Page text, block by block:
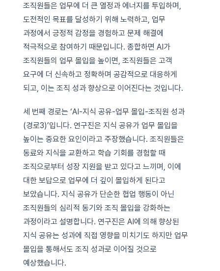
조직원들은 업무에 더 큰 열정과 에너지를 투입하며,
도전적인 목표를 달성하기 위해 노력하고, 업무
과정에서 긍정적 감정을 경험하고 문제 해결에
적극적으로 참여하기 때문입니다. 종합하면 AI가
조직원들의 업무 몰입을 높이면, 조직원들은 고객
요구에 더 신속하고 정확하며 공감적으로 대응하게
되고, 이는 조직 성과 향상으로 이어진다는 것입니다.
세 번째 경로는 ‘AI-지식 공유-업무 몰입-조직원 성과
(경로3)’입니다. 연구진은 지식 공유가 업무 몰입을
높이는 중요한 요인이라고 주장했습니다. 조직원들은
동료와 지식을 교환하고 학습 기회를 경험할 때
조직으로부터 성장 지원을 받고 있다고 느끼며, 이에
대한 보답으로 업무에 더 깊이 몰입하게 된다고
보았습니다. 지식 공유가 단순한 협업 행동이 아닌
조직원들의 심리적 동기와 조직 몰입을 강화하는
과정이라고 설명합니다. 연구진은 AI에 의해 향상된
지식 공유는 성과에 직접 영향을 미치기도 하지만 업무
몰입을 통해서도 조직 성과로 이어질 것으로
예상했습니다.